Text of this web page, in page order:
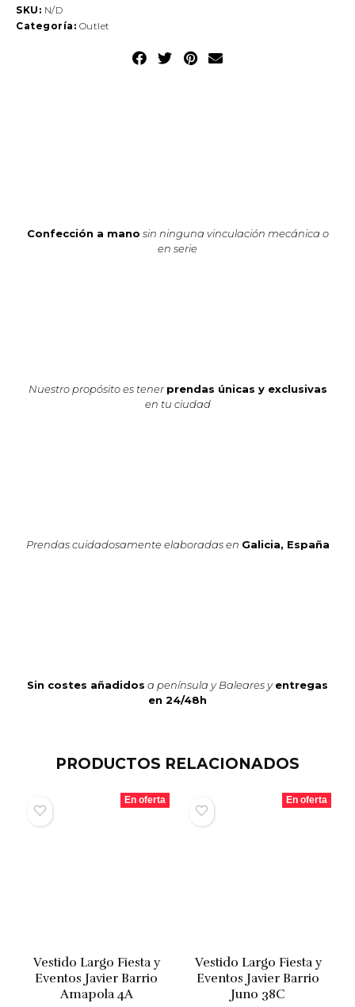
SKU: N/D
Categoría: Outlet
Confección a mano sin ninguna vinculación mecánica o
en serie
Nuestro propósito es tener prendas únicas y exclusivas
en tu ciudad
Prendas cuidadosamente elaboradas en Galicia, España
Sin costes añadidos a península y Baleares y entregas
en 24/48h
PRODUCTOS RELACIONADOS
En oferta
Vestido Largo Fiesta y
Eventos Javier Barrio
Amapola 4A
En oferta
Vestido Largo Fiesta y
Eventos Javier Barrio
Juno 38C